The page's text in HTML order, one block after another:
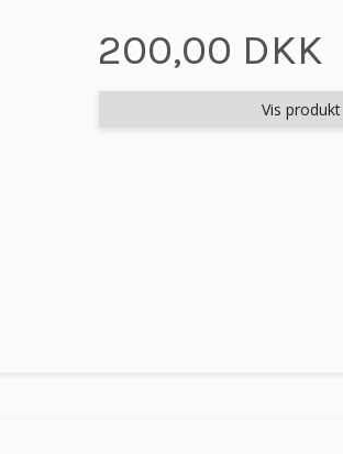
200,00 DKK
Vis produkt